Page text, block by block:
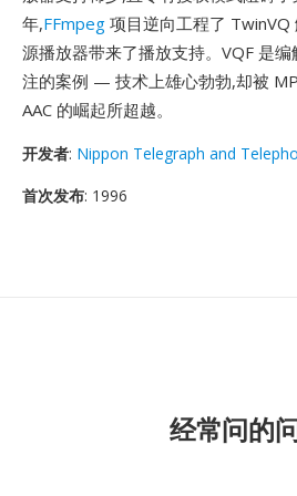
年,FFmpeg 项目逆向工程了 TwinVQ
源播放器带来了播放支持。VQF 是
注的案例 — 技术上雄心勃勃,却被
AAC 的崛起所超越。
开发者: Nippon Telegraph and
首次发布: 1996
经常问的